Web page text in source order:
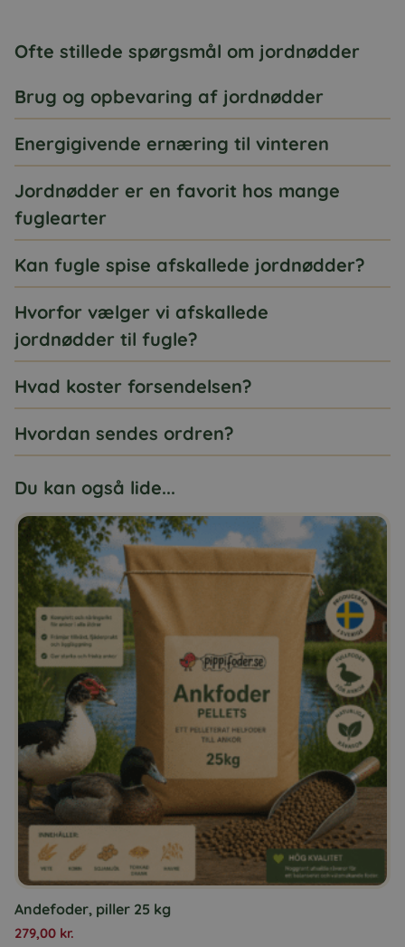
Ofte stillede spørgsmål om jordnødder
Brug og opbevaring af jordnødder
Energigivende ernæring til vinteren
Jordnødder er en favorit hos mange
fuglearter
Kan fugle spise afskallede jordnødder?
Hvorfor vælger vi afskallede
jordnødder til fugle?
Hvad koster forsendelsen?
Hvordan sendes ordren?
Du kan også lide...
Andefoder, piller 25 kg
279,00 kr.